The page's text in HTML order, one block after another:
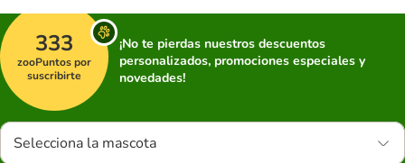
333
zooPuntos por
suscribirte
¡No te pierdas nuestros descuentos
personalizados, promociones especiales y
novedades!
Selecciona la mascota